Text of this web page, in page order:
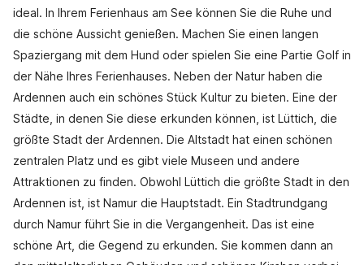
ideal. In Ihrem Ferienhaus am See können Sie die Ruhe und
die schöne Aussicht genießen. Machen Sie einen langen
Spaziergang mit dem Hund oder spielen Sie eine Partie Golf in
der Nähe Ihres Ferienhauses. Neben der Natur haben die
Ardennen auch ein schönes Stück Kultur zu bieten. Eine der
Städte, in denen Sie diese erkunden können, ist Lüttich, die
größte Stadt der Ardennen. Die Altstadt hat einen schönen
zentralen Platz und es gibt viele Museen und andere
Attraktionen zu finden. Obwohl Lüttich die größte Stadt in den
Ardennen ist, ist Namur die Hauptstadt. Ein Stadtrundgang
durch Namur führt Sie in die Vergangenheit. Das ist eine
schöne Art, die Gegend zu erkunden. Sie kommen dann an